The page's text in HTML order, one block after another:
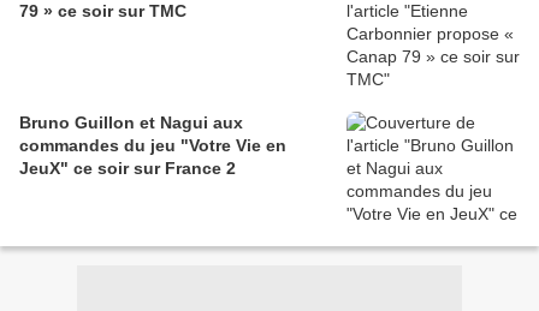
79 » ce soir sur TMC
Bruno Guillon et Nagui aux
commandes du jeu "Votre Vie en
JeuX" ce soir sur France 2